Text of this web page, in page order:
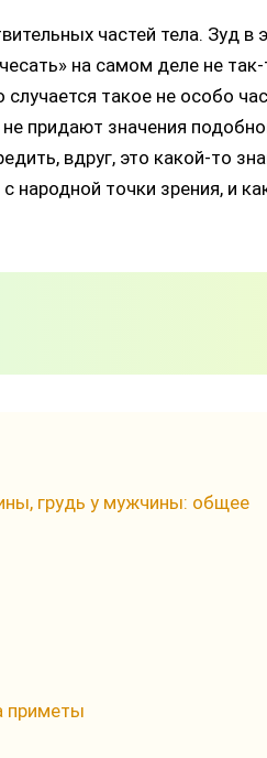
частей тела. Зуд в
на самом деле не
такое не особо
придают значения
вдруг, это какой-то
народной точки зрения, и
грудь у мужчины: общее
приметы